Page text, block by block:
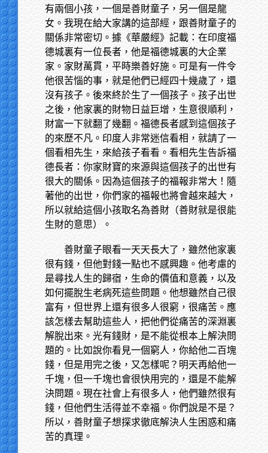
有兩個小孩，一個是善財童子，另一個是龍
女。我現在給大家講的這部經，跟善財童子的
關係非常密切。據《華嚴經》記載：在印度福
德城裏有一位長者，他是福德城裏的大企業
家。家財萬貫，平時樂善好施。可是有一件令
他很苦惱的事，就是他們已經四十幾歲了，還
沒有孩子。後來終於生了一個孩子。孩子出世
之後，他家裏的財物日益巨增，生意很順利，
財富一下就翻了幾翻。福德長者感到這個孩子
的來歷不凡。印度人非常迷信看相，就請了一
個看相先生，來給孩子看看。看相先生告訴福
德長者：你家財寶的來源與這個孩子的出世有
很大的關係。因為這個孩子的福報非常大！隨
著他的出世，你們家的福報也將會越來越大，
所以就給這個小孩取名為善財（善財就是很能
生財的意思）。
善財童子眼看一天天長大了，雖然他家裏
很有錢，但他對錢一點也不感興趣。他考慮的
是尋找人生的歸宿，生命的價值和意義，以及
如何擺脫生老病死這些問題。他想雖然自己很
富有，但世界上還有很多人很窮，很痛苦。應
該怎樣去幫助這些人，把他們從痛苦的深淵裏
解脫出來。光有錢財，是不能從根本上解決問
題的。比如說你看見一個窮人，你給他二百塊
錢，但是用完之後，又怎樣呢？明天再給他一
千塊，但一千塊也會很快用完的，還是不能解
決問題。現在社會上有很多人，他們雖然很有
錢，但他們生活得並不幸福。你們說是不是？
所以，善財童子想探求徹底解決人生困惑和痛
苦的真理。